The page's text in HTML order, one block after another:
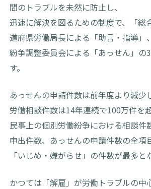
間のトラブルを未然に防止し、
迅速に解決を図るための制度で、「総
道府県労働局長による「助言・指導」、
紛争調整委員会による「あっせん」の
す。
あっせんの申請件数は前年度より減少
労働相談件数は14年連続で100万件を超
民事上の個別労働紛争における相談件
申出件数、あっせんの申請件数の全項
「いじめ・嫌がらせ」の件数が最多と
かつては「解雇」が労働トラブルの中